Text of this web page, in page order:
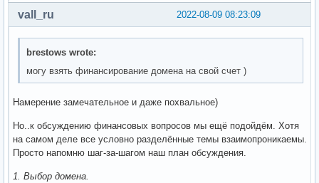
2022-08-09 08:23:09
vall_ru
brestows wrote:
могу взять финансирование домена на свой счет )
Намерение замечательное и даже похвальное)
Но..к обсуждению финансовых вопросов мы ещё подойдём. Хотя
на самом деле все условно разделённые темы взаимопроникаемы.
Просто напомню шаг-за-шагом наш план обсуждения.
1. Выбор домена.